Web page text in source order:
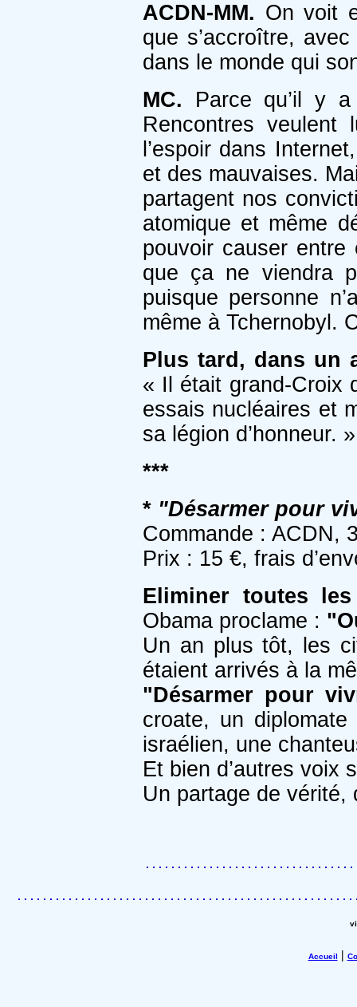
ACDN-MM. On voit
que s’accroître,
dans le monde qui
MC. Parce qu’il y
Rencontres veulent
l’espoir dans
et des mauvaises.
partagent nos
atomique et même
pouvoir causer
que ça ne viendra
puisque personne
même à Tchernobyl.
Plus tard, dans un
« Il était grand-Croix
essais nucléaires et
sa légion d’honneur. »
***
* "Désarmer pour
Commande : ACDN,
Prix : 15 €, frais
Eliminer toutes
Obama proclame :
Un an plus tôt, les
étaient arrivés à la
"Désarmer pour
croate, un
israélien, une
Et bien d’autres voix
Un partage de vérité,
Accueil |